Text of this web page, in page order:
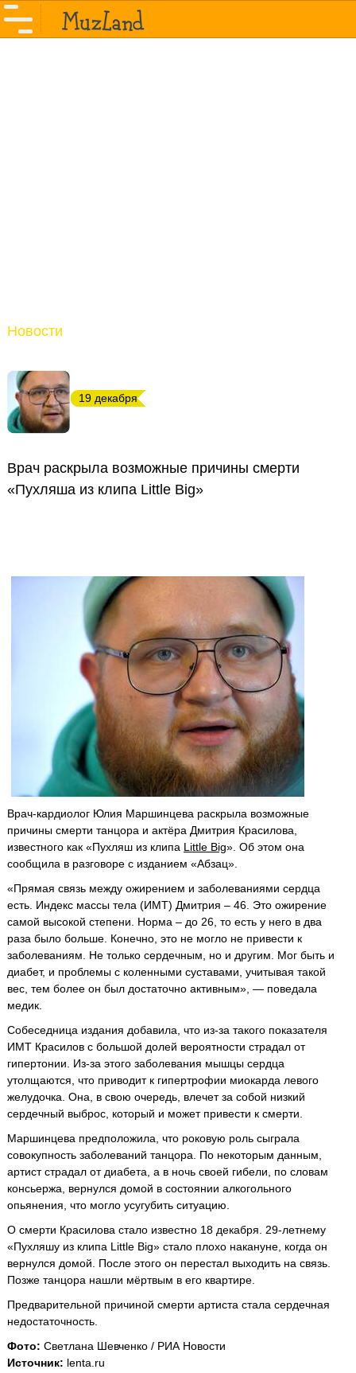
Новости
19 декабря
Врач раскрыла возможные причины смерти
«Пухляша из клипа Little Big»
Врач-кардиолог Юлия Маршинцева раскрыла возможные
причины смерти танцора и актёра Дмитрия Красилова,
известного как «Пухляш из клипа Little Big». Об этом она
сообщила в разговоре с изданием «Абзац».
«Прямая связь между ожирением и заболеваниями сердца
есть. Индекс массы тела (ИМТ) Дмитрия – 46. Это ожирение
самой высокой степени. Норма – до 26, то есть у него в два
раза было больше. Конечно, это не могло не привести к
заболеваниям. Не только сердечным, но и другим. Мог быть и
диабет, и проблемы с коленными суставами, учитывая такой
вес, тем более он был достаточно активным», — поведала
медик.
Собеседница издания добавила, что из-за такого показателя
ИМТ Красилов с большой долей вероятности страдал от
гипертонии. Из-за этого заболевания мышцы сердца
утолщаются, что приводит к гипертрофии миокарда левого
желудочка. Она, в свою очередь, влечет за собой низкий
сердечный выброс, который и может привести к смерти.
Маршинцева предположила, что роковую роль сыграла
совокупность заболеваний танцора. По некоторым данным,
артист страдал от диабета, а в ночь своей гибели, по словам
консьержа, вернулся домой в состоянии алкогольного
опьянения, что могло усугубить ситуацию.
О смерти Красилова стало известно 18 декабря. 29-летнему
«Пухляшу из клипа Little Big» стало плохо накануне, когда он
вернулся домой. После этого он перестал выходить на связь.
Позже танцора нашли мёртвым в его квартире.
Предварительной причиной смерти артиста стала сердечная
недостаточность.
Фото: Светлана Шевченко / РИА Новости
Источник: lenta.ru